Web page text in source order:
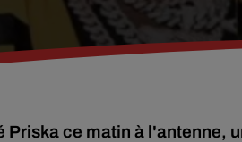
Priska ce matin à l'antenne,